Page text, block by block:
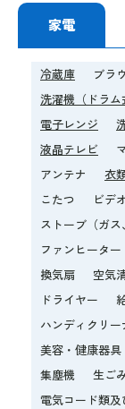
家電
冷蔵庫 ブラ
洗濯機（ドラム
電子レンジ
液晶テレビ
アンテナ
衣
こたつ
ビデ
ストーブ（ガス
ファンヒーター
換気扇
空気
ドライヤー
ハンディクリー
美容・健康器具
集塵機
生ご
電気コード類及